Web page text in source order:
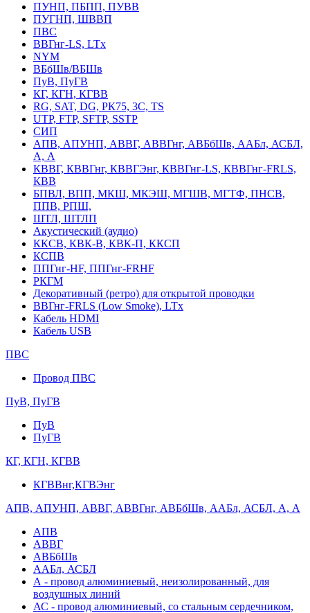
ПУНП, ПБПП, ПУВВ
ПУГНП, ШВВП
ПВС
ВВГнг-LS, LTx
NYM
ВБбШв/ВБШв
ПуВ, ПуГВ
КГ, КГН, КГВВ
RG, SAT, DG, РК75, 3С, TS
UTP, FTP, SFTP, SSTP
СИП
АПВ, АПУНП, АВВГ, АВВГнг, АВБбШв, ААБл, АСБЛ,
А, А
КВВГ, КВВГнг, КВВГЭнг, КВВГнг-LS, КВВГнг-FRLS,
КВВ
БПВЛ, ВПП, МКШ, МКЭШ, МГШВ, МГТФ, ПНСВ,
ППВ, РПШ,
ШТЛ, ШТЛП
Акустический (аудио)
ККСВ, КВК-В, КВК-П, ККСП
КСПВ
ППГнг-HF, ППГнг-FRHF
РКГМ
Декоративный (ретро) для открытой проводки
ВВГнг-FRLS (Low Smoke), LTx
Кабель HDMI
Кабель USB
ПВС
Провод ПВС
ПуВ, ПуГВ
ПуВ
ПуГВ
КГ, КГН, КГВВ
КГВВнг,КГВЭнг
АПВ, АПУНП, АВВГ, АВВГнг, АВБбШв, ААБл, АСБЛ, А, А
АПВ
АВВГ
АВБбШв
ААБл, АСБЛ
А - провод алюминиевый, неизолированный, для
воздушных линий
АС - провод алюминиевый, со стальным сердечником,